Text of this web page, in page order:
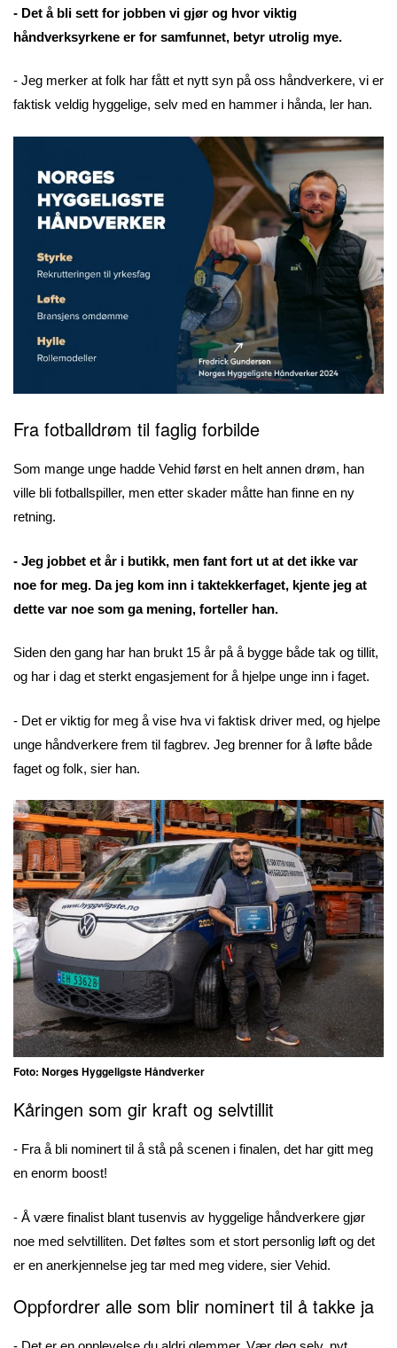
- Det å bli sett for jobben vi gjør og hvor viktig
håndverksyrkene er for samfunnet, betyr utrolig mye.
- Jeg merker at folk har fått et nytt syn på oss håndverkere, vi er
faktisk veldig hyggelige, selv med en hammer i hånda, ler han.
Fra fotballdrøm til faglig forbilde
Som mange unge hadde Vehid først en helt annen drøm, han
ville bli fotballspiller, men etter skader måtte han finne en ny
retning.
- Jeg jobbet et år i butikk, men fant fort ut at det ikke var
noe for meg. Da jeg kom inn i taktekkerfaget, kjente jeg at
dette var noe som ga mening, forteller han.
Siden den gang har han brukt 15 år på å bygge både tak og tillit,
og har i dag et sterkt engasjement for å hjelpe unge inn i faget.
- Det er viktig for meg å vise hva vi faktisk driver med, og hjelpe
unge håndverkere frem til fagbrev. Jeg brenner for å løfte både
faget og folk, sier han.
Foto: Norges Hyggeligste Håndverker
Kåringen som gir kraft og selvtillit
- Fra å bli nominert til å stå på scenen i finalen, det har gitt meg
en enorm boost!
- Å være finalist blant tusenvis av hyggelige håndverkere gjør
noe med selvtilliten. Det føltes som et stort personlig løft og det
er en anerkjennelse jeg tar med meg videre, sier Vehid.
Oppfordrer alle som blir nominert til å takke ja